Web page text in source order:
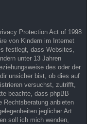
Protection Act of 1998
von Kindern im Internet
festlegt, dass Websites,
unter 13 Jahren
des oder der
unsicher bist, ob dies auf
versuchst, zutrifft,
beachte, dass phpBB
Rechtsberatung anbieten
jeglicher Art
soll ich mich wenden,